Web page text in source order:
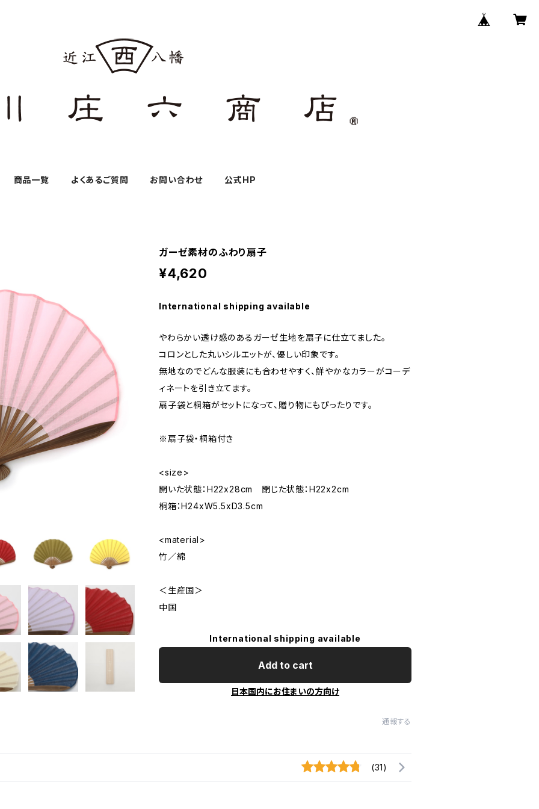
商品一覧 よくあるご質問 お問い合わせ 公式HP
ガーゼ素材のふわり扇子
¥4,620
International shipping available
やわらかい透け感のあるガーゼ生地を扇子に仕立てました。
コロンとした丸いシルエットが、優しい印象です。
無地なのでどんな服装にも合わせやすく、鮮やかなカラーがコーデ
ィネートを引き立てます。
扇子袋と桐箱がセットになって、贈り物にもぴったりです。
※扇子袋・桐箱付き
<size>
開いた状態：H22x28cm 閉じた状態：H22x2cm
桐箱：H24xW5.5xD3.5cm
<material>
竹／綿
＜生産国＞
中国
International shipping available
Add to cart
日本国内にお住まいの方向け
通報する
(31)